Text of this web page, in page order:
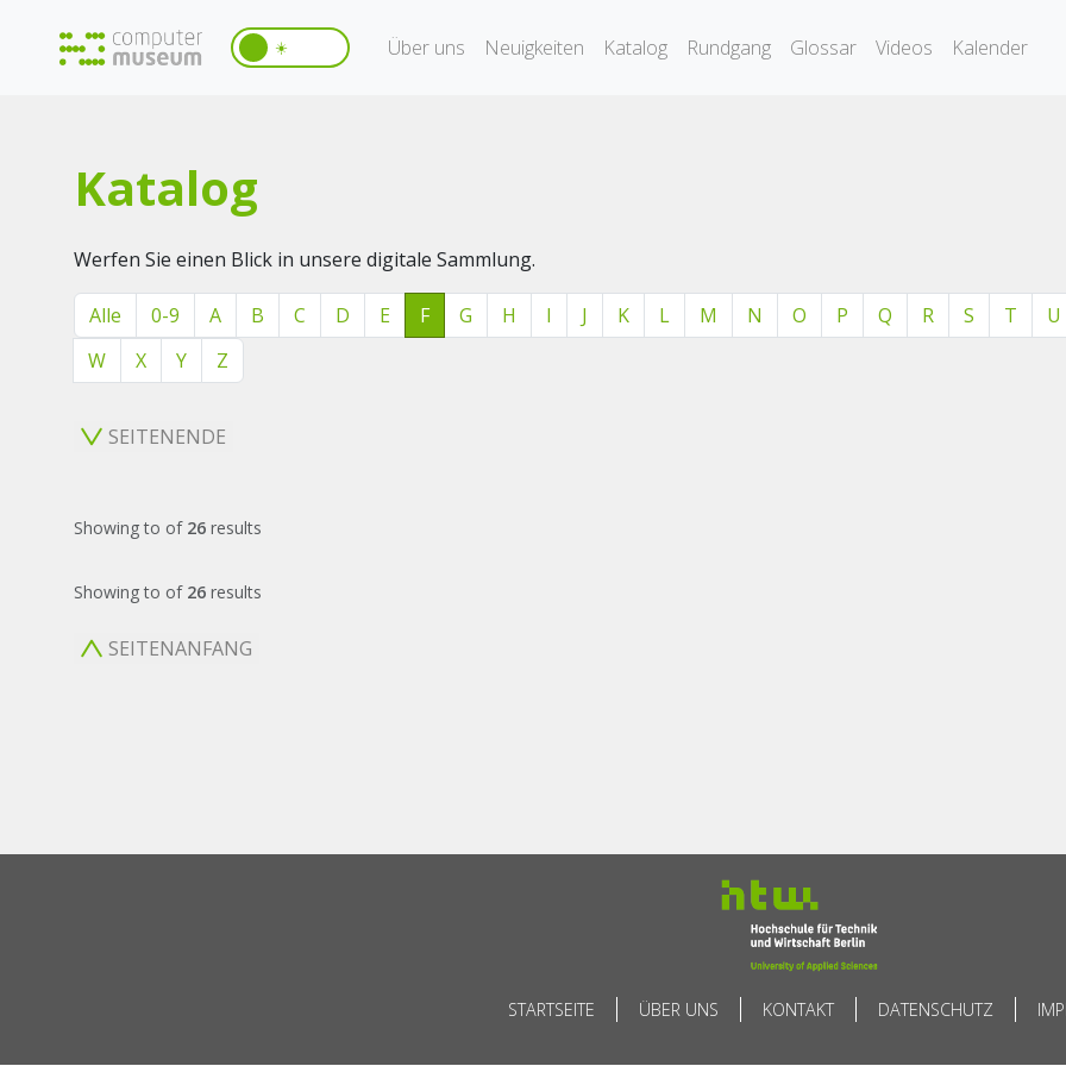
☀️ Über uns Neuigkeiten Katalog Rundgang Glossar Videos Kalender
Katalog
Werfen Sie einen Blick in unsere digitale Sammlung.
Alle 0-9 A B C D E F G H I J K L M N O P Q R S T U
W
X Y Z
SEITENENDE
Showingto of 26 results
Showingto of 26 results
SEITENANFANG
STARTSEITE ÜBER UNS KONTAKT DATENSCHUTZ